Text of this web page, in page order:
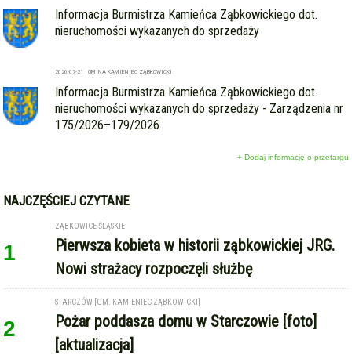
Informacja Burmistrza Kamieńca Ząbkowickiego dot.
nieruchomości wykazanych do sprzedaży
2026-07-21 GMINA KAMIENIEC ZĄBKOWICKI
Informacja Burmistrza Kamieńca Ząbkowickiego dot.
nieruchomości wykazanych do sprzedaży - Zarządzenia nr
175/2026–179/2026
+ Dodaj informację o przetargu
NAJCZĘŚCIEJ CZYTANE
1
ZĄBKOWICE ŚLĄSKIE
Pierwsza kobieta w historii ząbkowickiej JRG.
Nowi strażacy rozpoczęli służbę
2
STARCZÓW [GM. KAMIENIEC ZĄBKOWICKI]
Pożar poddasza domu w Starczowie [foto]
[aktualizacja]